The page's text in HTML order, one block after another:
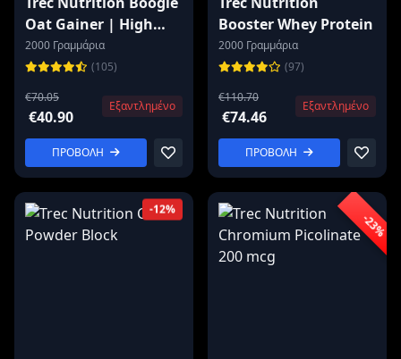
Oat Gainer | High
Protein Gainer
2000 Γραμμάρια
(105)
€70.05
€40.90
Εξαντλημένο
ΠΡΟΒΟΛΗ
Booster Whey Protein
2000 Γραμμάρια
(97)
€110.70
€74.46
Εξαντλημένο
ΠΡΟΒΟΛΗ
-12% -23%